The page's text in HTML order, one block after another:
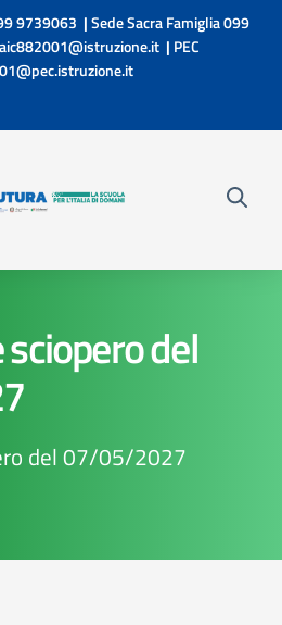
9739063 |Sede Sacra Famiglia099
| PEC
del
del 07/05/2027